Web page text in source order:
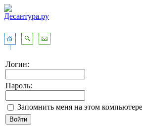
Логин:
Пароль:
Запомнить меня на этом компьютере